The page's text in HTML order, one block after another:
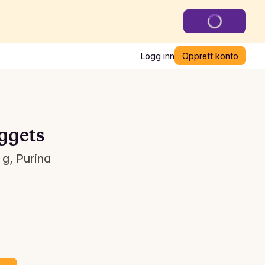
Logg inn Opprett konto
Purina